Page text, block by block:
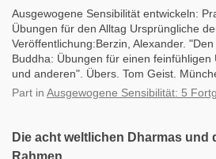
Ausgewogene Sensibilität entwickeln:
Übungen für den Alltag Ursprüngliche
Veröffentlichung:Berzin, Alexander.
Buddha: Übungen für einen feinfühligen
und anderen". Übers. Tom Geist.
Part in Ausgewogene Sensibilität: 5
Die acht weltlichen Dharmas und
Rahmen